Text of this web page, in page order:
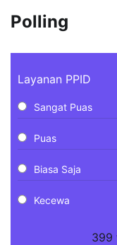
Polling
Layanan PPID
Sangat Puas
Puas
Biasa Saja
Kecewa
399